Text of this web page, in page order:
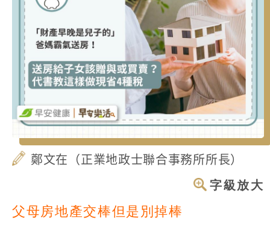
鄭文在（正業地政士聯合事務所所長）
字級放大
父母房地產交棒但是別掉棒